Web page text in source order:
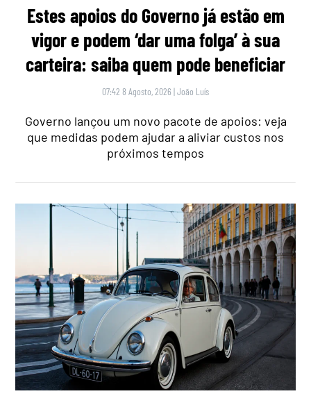
Estes apoios do Governo já estão em
vigor e podem ‘dar uma folga’ à sua
carteira: saiba quem pode beneficiar
07:42 8 Agosto, 2026 |João Luís
Governo lançou um novo pacote de apoios: veja
que medidas podem ajudar a aliviar custos nos
próximos tempos